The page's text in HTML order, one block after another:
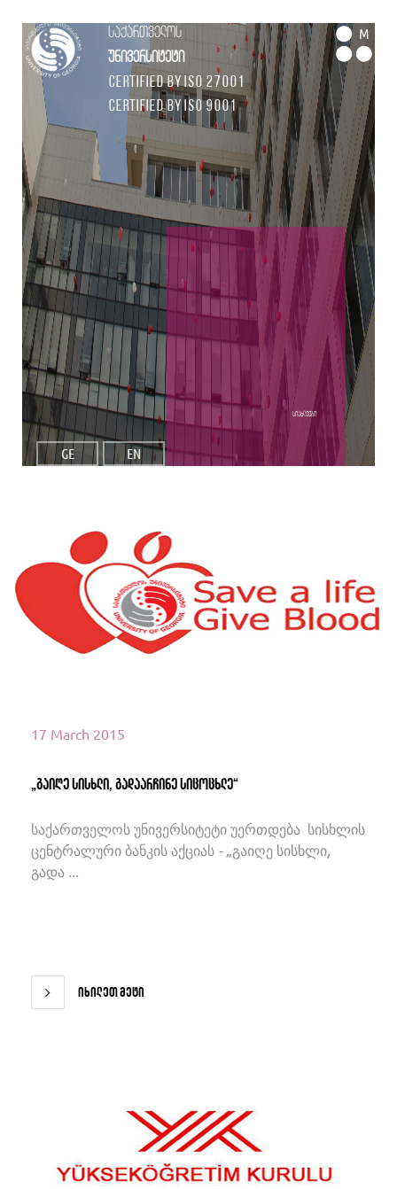
საქართველოს
უნივერსიტეტი
Certified by ISO 27001
Certified by ISO 9001
M
GE EN
სიახლეები
იხილეთ მეტი
17 March 2015
„გაიღე სისხლი, გადაარჩინე სიცოცხლე“
საქართველოს უნივერსიტეტი უერთდება სისხლის
ცენტრალური ბანკის აქციას - „გაიღე სისხლი,
გადა ...
იხილეთ მეტი
იხილეთ მეტი